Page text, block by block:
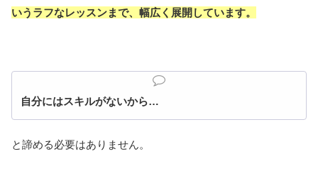
いうラフなレッスンまで、幅広く展開しています。
自分にはスキルがないから…
と諦める必要はありません。